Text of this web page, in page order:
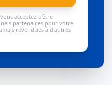
acceptez d'être
partenaires pour votre
revendues à d'autres